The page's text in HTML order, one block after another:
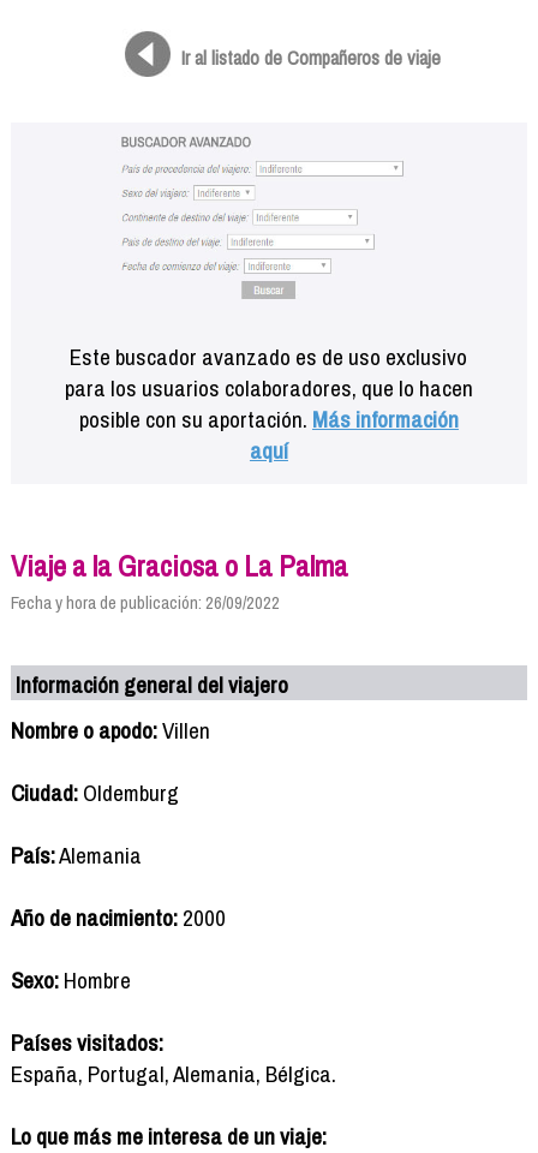
Ir al listado de Compañeros de viaje
Este buscador avanzado es de uso exclusivo
para los usuarios colaboradores, que lo hacen
posible con su aportación. Más información
aquí
Viaje a la Graciosa o La Palma
Fecha y hora de publicación: 26/09/2022
Información general del viajero
Nombre o apodo:Villen
Ciudad:Oldemburg
País:Alemania
Año de nacimiento:2000
Sexo:Hombre
Países visitados:
España, Portugal, Alemania, Bélgica.
Lo que más me interesa de un viaje: